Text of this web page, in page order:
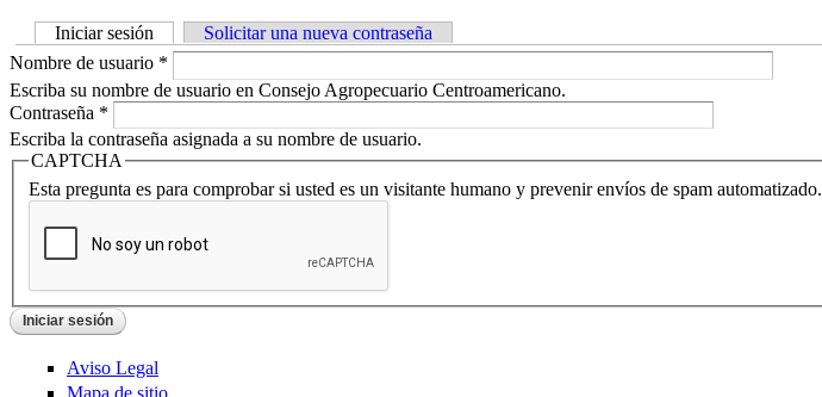
Solapas principales
Iniciar sesión (solapa activa)
Solicitar una nueva contraseña
Nombre de usuario *
Escriba su nombre de usuario en Consejo Agropecuario Centroamericano.
Contraseña *
Escriba la contraseña asignada a su nombre de usuario.
CAPTCHA
Esta pregunta es para comprobar si usted es un visitante humano y prevenir envíos de spam automatizado.
Aviso Legal
Mapa de sitio